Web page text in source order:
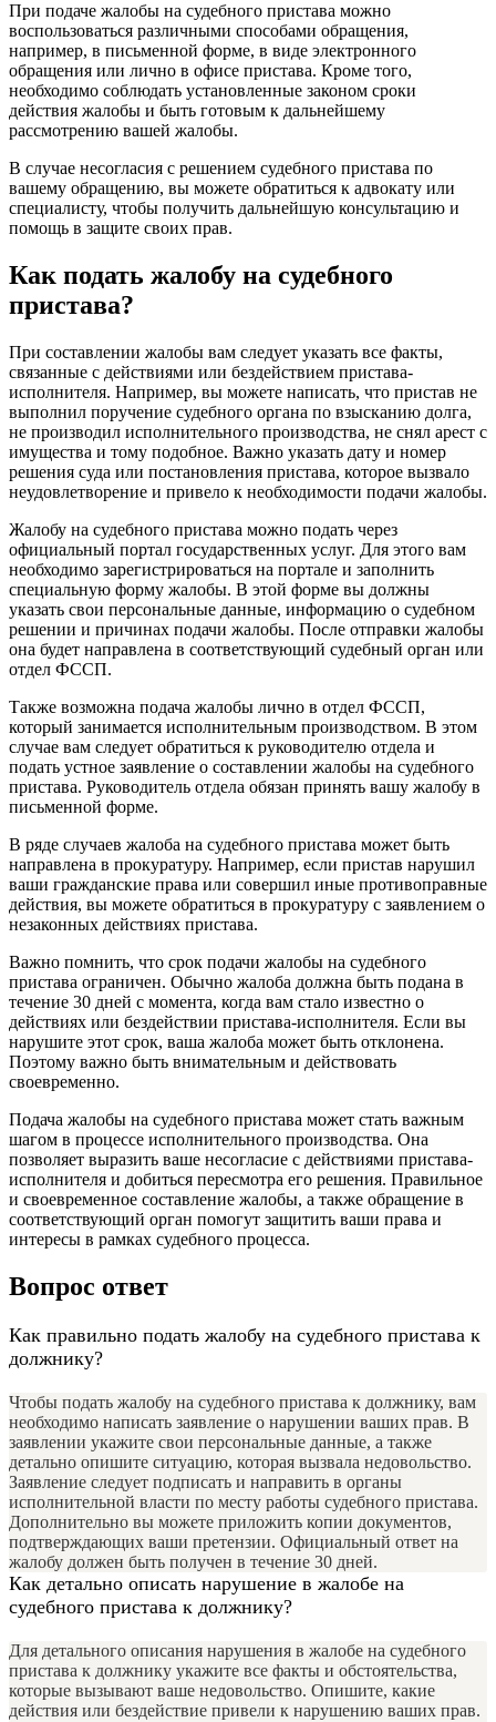
При подаче жалобы на судебного пристава можно
воспользоваться различными способами обращения,
например, в письменной форме, в виде электронного
обращения или лично в офисе пристава. Кроме того,
необходимо соблюдать установленные законом сроки
действия жалобы и быть готовым к дальнейшему
рассмотрению вашей жалобы.
В случае несогласия с решением судебного пристава по
вашему обращению, вы можете обратиться к адвокату или
специалисту, чтобы получить дальнейшую консультацию и
помощь в защите своих прав.
Как подать жалобу на судебного
пристава?
При составлении жалобы вам следует указать все факты,
связанные с действиями или бездействием пристава-
исполнителя. Например, вы можете написать, что пристав не
выполнил поручение судебного органа по взысканию долга,
не производил исполнительного производства, не снял арест с
имущества и тому подобное. Важно указать дату и номер
решения суда или постановления пристава, которое вызвало
неудовлетворение и привело к необходимости подачи жалобы.
Жалобу на судебного пристава можно подать через
официальный портал государственных услуг. Для этого вам
необходимо зарегистрироваться на портале и заполнить
специальную форму жалобы. В этой форме вы должны
указать свои персональные данные, информацию о судебном
решении и причинах подачи жалобы. После отправки жалобы
она будет направлена в соответствующий судебный орган или
отдел ФССП.
Также возможна подача жалобы лично в отдел ФССП,
который занимается исполнительным производством. В этом
случае вам следует обратиться к руководителю отдела и
подать устное заявление о составлении жалобы на судебного
пристава. Руководитель отдела обязан принять вашу жалобу в
письменной форме.
В ряде случаев жалоба на судебного пристава может быть
направлена в прокуратуру. Например, если пристав нарушил
ваши гражданские права или совершил иные противоправные
действия, вы можете обратиться в прокуратуру с заявлением о
незаконных действиях пристава.
Важно помнить, что срок подачи жалобы на судебного
пристава ограничен. Обычно жалоба должна быть подана в
течение 30 дней с момента, когда вам стало известно о
действиях или бездействии пристава-исполнителя. Если вы
нарушите этот срок, ваша жалоба может быть отклонена.
Поэтому важно быть внимательным и действовать
своевременно.
Подача жалобы на судебного пристава может стать важным
шагом в процессе исполнительного производства. Она
позволяет выразить ваше несогласие с действиями пристава-
исполнителя и добиться пересмотра его решения. Правильное
и своевременное составление жалобы, а также обращение в
соответствующий орган помогут защитить ваши права и
интересы в рамках судебного процесса.
Вопрос ответ
Как правильно подать жалобу на судебного пристава к
должнику?
Чтобы подать жалобу на судебного пристава к должнику, вам
необходимо написать заявление о нарушении ваших прав. В
заявлении укажите свои персональные данные, а также
детально опишите ситуацию, которая вызвала недовольство.
Заявление следует подписать и направить в органы
исполнительной власти по месту работы судебного пристава.
Дополнительно вы можете приложить копии документов,
подтверждающих ваши претензии. Официальный ответ на
жалобу должен быть получен в течение 30 дней.
Как детально описать нарушение в жалобе на
судебного пристава к должнику?
Для детального описания нарушения в жалобе на судебного
пристава к должнику укажите все факты и обстоятельства,
которые вызывают ваше недовольство. Опишите, какие
действия или бездействие привели к нарушению ваших прав.